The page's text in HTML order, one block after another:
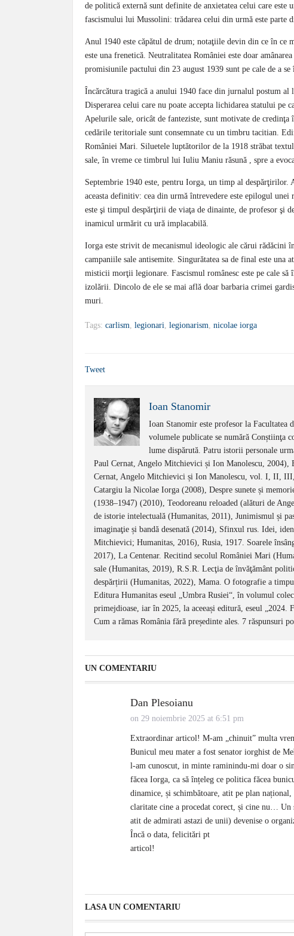
de politică externă sunt definite de anxietatea celui care
fascismului lui Mussolini: trădarea celui din urmă este parte
Anul 1940 este căpătul de drum; notaţiile devin din ce în
este una frenetică. Neutralitatea României este doar
promisiunile pactului din 23 august 1939 sunt pe cale de a
Încărcătura tragică a anului 1940 face din jurnalul postum
Disperarea celui care nu poate accepta lichidarea statului pe
Apelurile sale, oricât de fanteziste, sunt motivate de
cedările teritoriale sunt consemnate cu un timbru tacitian.
României Mari. Siluetele luptătorilor de la 1918 străbat
sale, în vreme ce timbrul lui Iuliu Maniu răsună , spre a
Septembrie 1940 este, pentru Iorga, un timp al
aceasta definitiv: cea din urmă întrevedere este epilogul
este şi timpul despărţirii de viaţa de dinainte, de profesor şi
inamicul urmărit cu ură implacabilă.
Iorga este strivit de mecanismul ideologic ale cărui rădăcini
campaniile sale antisemite. Singurătatea sa de final este una
misticii morţii legionare. Fascismul românesc este pe cale
izolării. Dincolo de ele se mai află doar barbaria crimei
muri.
Tags: carlism, legionari, legionarism, nicolae iorga
Tweet
Ioan Stanomir
Ioan Stanomir este profesor la
volumele publicate se numără Conștiinţa
lume dispărută. Patru istorii personale
Paul Cernat, Angelo Mitchievici și Ion Manolescu,
Cernat, Angelo Mitchievici și Ion Manolescu, vol. I, II,
Catargiu la Nicolae Iorga (2008), Despre sunete și
(1938–1947) (2010), Teodoreanu reloaded (alături de
de istorie intelectuală (Humanitas, 2011), Junimismul și
imaginaţie și bandă desenată (2014), Sfinxul rus. Idei,
Mitchievici; Humanitas, 2016), Rusia, 1917. Soarele
2017), La Centenar. Recitind secolul României Mari
sale (Humanitas, 2019), R.S.R. Lecţia de învăţământ
despărțirii (Humanitas, 2022), Mama. O fotografie a
Editura Humanitas eseul „Umbra Rusiei“, în volumul
primejdioase, iar în 2025, la aceeași editură, eseul
Cum a rămas România fără președinte ales. 7 răspunsuri
UN COMENTARIU
Dan Plesoianu
on 29 noiembrie 2025 at 6:51 pm
Extraordinar articol! M-am „chinuit” multa
Bunicul meu mater a fost senator iorghist de
l-am cunoscut, in minte raminindu-mi doar o
făcea Iorga, ca să înțeleg ce politica făcea
dinamice, și schimbătoare, atit pe plan
claritate cine a procedat corect, și cine nu…
atit de admirati astazi de unii) devenise o
Încă o data, felicitări pt
articol!
LASA UN COMENTARIU